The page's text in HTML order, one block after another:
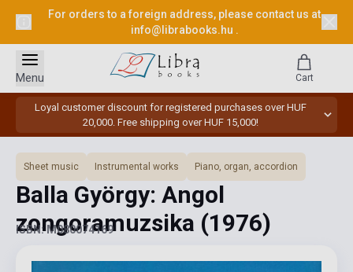
For orders to a foreign address, please contact us at
info@librabooks.hu .
Loyal customer discount for registered purchases over HUF
20,000. Free shipping over HUF 15,000!
Menu Cart
Sheet music Instrumental works Piano, organ, accordion
Balla György: Angol
zongoramuzsika (1976)
ISBN: M080074169